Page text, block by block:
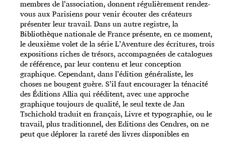
membres de l’association, donnent régulièrement rendez-
vous aux Parisiens pour venir écouter des créateurs
présenter leur travail. Dans un autre registre, la
Bibliothèque nationale de France présente, en ce moment,
le deuxième volet de la série L’Aventure des écritures, trois
expositions riches de trésors, accompagnées de catalogues
de référence, par leur contenu et leur conception
graphique. Cependant, dans l’édition généraliste, les
choses ne bougent guère. S’il faut encourager la ténacité
des Éditions Allia qui rééditent, avec une approche
graphique toujours de qualité, le seul texte de Jan
Tschichold traduit en français, Livre et typographie, ou le
travail, plus traditionnel, des Editions des Cendres, on ne
peut que déplorer la rareté des livres disponibles en